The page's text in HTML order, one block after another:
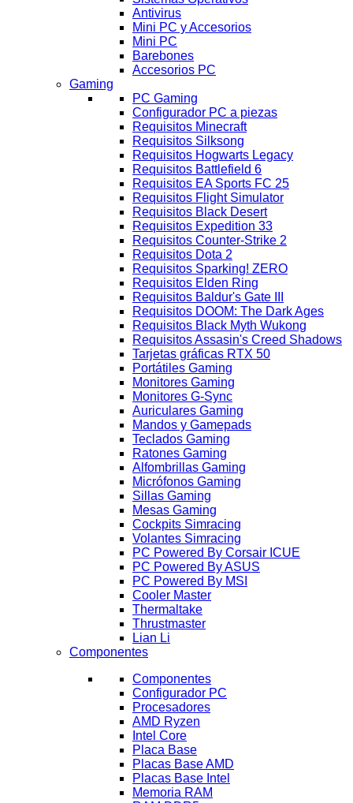
Antivirus
Mini PC y Accesorios
Mini PC
Barebones
Accesorios PC
Gaming
PC Gaming
Configurador PC a piezas
Requisitos Minecraft
Requisitos Silksong
Requisitos Hogwarts Legacy
Requisitos Battlefield 6
Requisitos EA Sports FC 25
Requisitos Flight Simulator
Requisitos Black Desert
Requisitos Expedition 33
Requisitos Counter-Strike 2
Requisitos Dota 2
Requisitos Sparking! ZERO
Requisitos Elden Ring
Requisitos Baldur's Gate III
Requisitos DOOM: The Dark Ages
Requisitos Black Myth Wukong
Requisitos Assasin's Creed Shadows
Tarjetas gráficas RTX 50
Portátiles Gaming
Monitores Gaming
Monitores G-Sync
Auriculares Gaming
Mandos y Gamepads
Teclados Gaming
Ratones Gaming
Alfombrillas Gaming
Micrófonos Gaming
Sillas Gaming
Mesas Gaming
Cockpits Simracing
Volantes Simracing
PC Powered By Corsair ICUE
PC Powered By ASUS
PC Powered By MSI
Cooler Master
Thermaltake
Thrustmaster
Lian Li
Componentes
Componentes
Configurador PC
Procesadores
AMD Ryzen
Intel Core
Placa Base
Placas Base AMD
Placas Base Intel
Memoria RAM